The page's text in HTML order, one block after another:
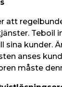
att
Teboil
sina kunder.
anses
måste